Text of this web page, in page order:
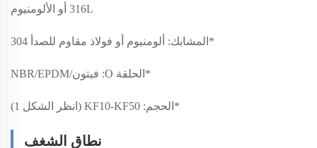
316L أو الألومنيوم
* المشابك: ألومنيوم أو فولاذ مقاوم للصدأ 304
* الحلقة O: فيتون/NBR/EPDM
* الحجم: KF10-KF50 (انظر الشكل 1)
نطاق الشغف